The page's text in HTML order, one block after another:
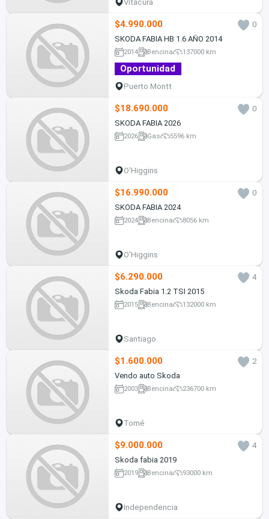
Vitacura
$4.990.000
0
SKODA FABIA HB 1.6 AÑO 2014
2014 Bencina 137000 km
Oportunidad
Puerto Montt
$18.690.000
0
SKODA FABIA 2026
2026 Gas 5596 km
O'Higgins
$16.990.000
0
SKODA FABIA 2024
2024 Bencina 8056 km
O'Higgins
$6.290.000
4
Skoda Fabia 1.2 TSI 2015
2015 Bencina 132000 km
Santiago
$1.600.000
2
Vendo auto Skoda
2003 Bencina 236700 km
Tomé
$9.000.000
4
Skoda fabia 2019
2019 Bencina 93000 km
Independencia